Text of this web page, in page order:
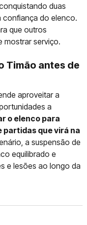
conquistando duas
confiança do elenco.
que outros
mostrar serviço.
Timão antes de
aproveitar a
a
o elenco para
que virá na
a suspensão de
equilibrado e
e lesões ao longo da